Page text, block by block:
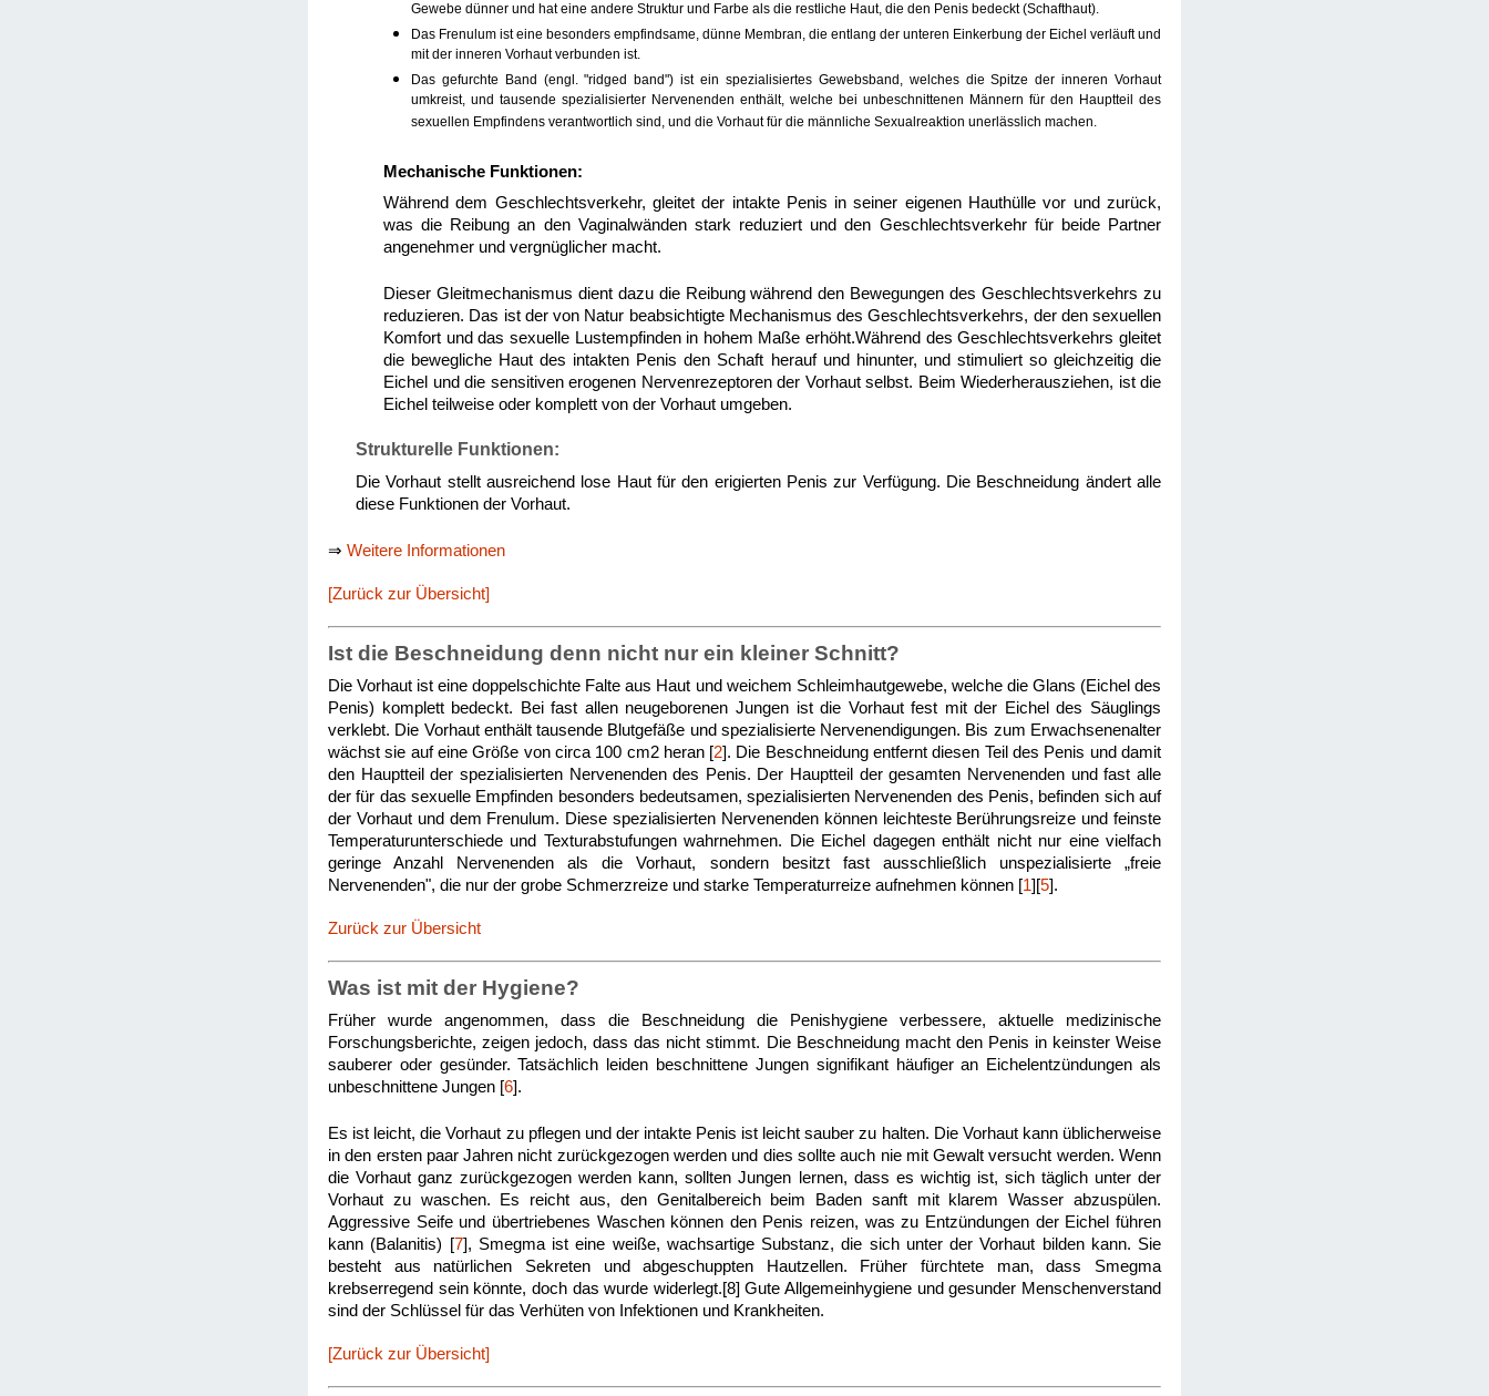
Gewebe dünner und hat eine andere Struktur und Farbe als die restliche Haut, die den Penis bedeckt (Schafthaut).
Das Frenulum ist eine besonders empfindsame, dünne Membran, die entlang der unteren Einkerbung der Eichel verläuft und
mit der inneren Vorhaut verbunden ist.
Das gefurchte Band (engl. "ridged band") ist ein spezialisiertes Gewebsband, welches die Spitze der inneren Vorhaut
umkreist, und tausende spezialisierter Nervenenden enthält, welche bei unbeschnittenen Männern für den Hauptteil des
sexuellen Empfindens verantwortlich sind, und die Vorhaut für die männliche Sexualreaktion unerlässlich machen.
Mechanische Funktionen:
Während dem Geschlechtsverkehr, gleitet der intakte Penis in seiner eigenen Hauthülle vor und zurück,
was die Reibung an den Vaginalwänden stark reduziert und den Geschlechtsverkehr für beide Partner
angenehmer und vergnüglicher macht.
Dieser Gleitmechanismus dient dazu die Reibung während den Bewegungen des Geschlechtsverkehrs zu
reduzieren. Das ist der von Natur beabsichtigte Mechanismus des Geschlechtsverkehrs, der den sexuellen
Komfort und das sexuelle Lustempfinden in hohem Maße erhöht.Während des Geschlechtsverkehrs gleitet
die bewegliche Haut des intakten Penis den Schaft herauf und hinunter, und stimuliert so gleichzeitig die
Eichel und die sensitiven erogenen Nervenrezeptoren der Vorhaut selbst. Beim Wiederherausziehen, ist die
Eichel teilweise oder komplett von der Vorhaut umgeben.
Strukturelle Funktionen:
Die Vorhaut stellt ausreichend lose Haut für den erigierten Penis zur Verfügung. Die Beschneidung ändert alle
diese Funktionen der Vorhaut.
⇒ Weitere Informationen
[Zurück zur Übersicht]
Ist die Beschneidung denn nicht nur ein kleiner Schnitt?
Die Vorhaut ist eine doppelschichte Falte aus Haut und weichem Schleimhautgewebe, welche die Glans (Eichel des
Penis) komplett bedeckt. Bei fast allen neugeborenen Jungen ist die Vorhaut fest mit der Eichel des Säuglings
verklebt. Die Vorhaut enthält tausende Blutgefäße und spezialisierte Nervenendigungen. Bis zum Erwachsenenalter
wächst sie auf eine Größe von circa 100 cm2 heran [2]. Die Beschneidung entfernt diesen Teil des Penis und damit
den Hauptteil der spezialisierten Nervenenden des Penis. Der Hauptteil der gesamten Nervenenden und fast alle
der für das sexuelle Empfinden besonders bedeutsamen, spezialisierten Nervenenden des Penis, befinden sich auf
der Vorhaut und dem Frenulum. Diese spezialisierten Nervenenden können leichteste Berührungsreize und feinste
Temperaturunterschiede und Texturabstufungen wahrnehmen. Die Eichel dagegen enthält nicht nur eine vielfach
geringe Anzahl Nervenenden als die Vorhaut, sondern besitzt fast ausschließlich unspezialisierte „freie
Nervenenden", die nur der grobe Schmerzreize und starke Temperaturreize aufnehmen können [1][5].
Zurück zur Übersicht
Was ist mit der Hygiene?
Früher wurde angenommen, dass die Beschneidung die Penishygiene verbessere, aktuelle medizinische
Forschungsberichte, zeigen jedoch, dass das nicht stimmt. Die Beschneidung macht den Penis in keinster Weise
sauberer oder gesünder. Tatsächlich leiden beschnittene Jungen signifikant häufiger an Eichelentzündungen als
unbeschnittene Jungen [6].
Es ist leicht, die Vorhaut zu pflegen und der intakte Penis ist leicht sauber zu halten. Die Vorhaut kann üblicherweise
in den ersten paar Jahren nicht zurückgezogen werden und dies sollte auch nie mit Gewalt versucht werden. Wenn
die Vorhaut ganz zurückgezogen werden kann, sollten Jungen lernen, dass es wichtig ist, sich täglich unter der
Vorhaut zu waschen. Es reicht aus, den Genitalbereich beim Baden sanft mit klarem Wasser abzuspülen.
Aggressive Seife und übertriebenes Waschen können den Penis reizen, was zu Entzündungen der Eichel führen
kann (Balanitis) [7], Smegma ist eine weiße, wachsartige Substanz, die sich unter der Vorhaut bilden kann. Sie
besteht aus natürlichen Sekreten und abgeschuppten Hautzellen. Früher fürchtete man, dass Smegma
krebserregend sein könnte, doch das wurde widerlegt.[8] Gute Allgemeinhygiene und gesunder Menschenverstand
sind der Schlüssel für das Verhüten von Infektionen und Krankheiten.
[Zurück zur Übersicht]